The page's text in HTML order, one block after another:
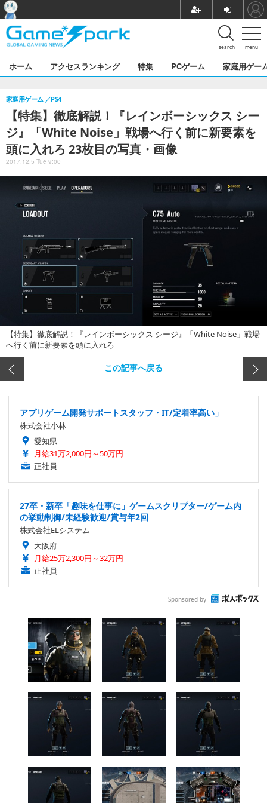
menu
search
ホーム アクセスランキング 特集 PCゲーム 家庭用ゲー
【特集】徹底解説！『レインボーシックス シー
ジ』「White Noise」戦場へ行く前に新要素を
頭に入れろ 23枚目の写真・画像
家庭用ゲーム PS4
2017.12.5 Tue 9:00
【特集】徹底解説！『レインボーシックス シージ』「White Noise」戦場
へ行く前に新要素を頭に入れろ
この記事へ戻る
アプリゲーム開発サポートスタッフ・IT/定着率高い」
株式会社小林
愛知県
月給31万2,000円～50万円
正社員
27卒・新卒「趣味を仕事に」ゲームスクリプター/ゲーム内
の挙動制御/未経験歓迎/賞与年2回
株式会社ELシステム
大阪府
月給25万2,300円～32万円
正社員
Sponsored by